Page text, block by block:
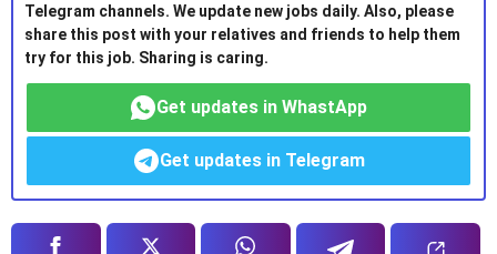
Telegram channels. We update new jobs daily. Also, please
share this post with your relatives and friends to help them
try for this job. Sharing is caring.
Get updates in WhastApp
Get updates in Telegram